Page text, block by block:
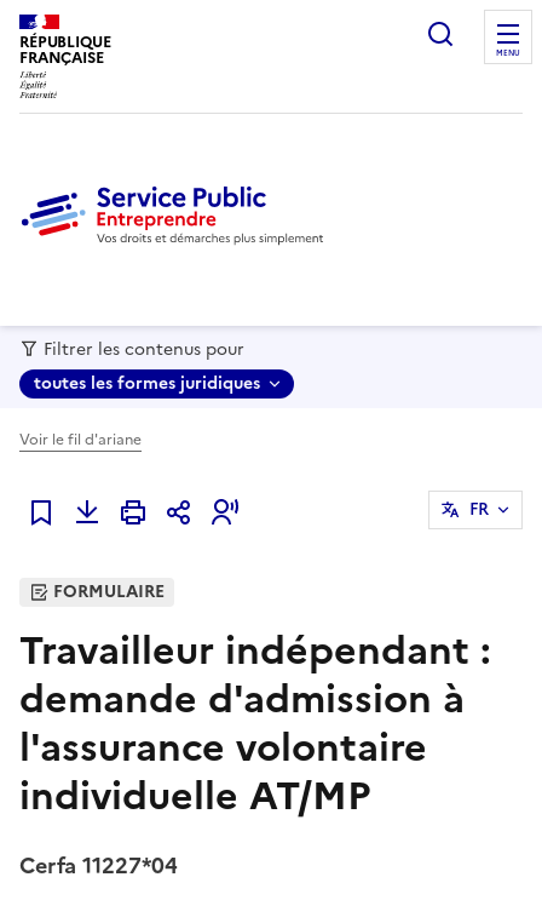
RÉPUBLIQUE
FRANÇAISE MENU
Filtrer les contenus pour
toutes les formes juridiques
Voir le fil d'ariane
Ajouter à mes favoris
FR
FORMULAIRE
Travailleur indépendant :
demande d'admission à
l'assurance volontaire
individuelle AT/MP
Cerfa 11227*04